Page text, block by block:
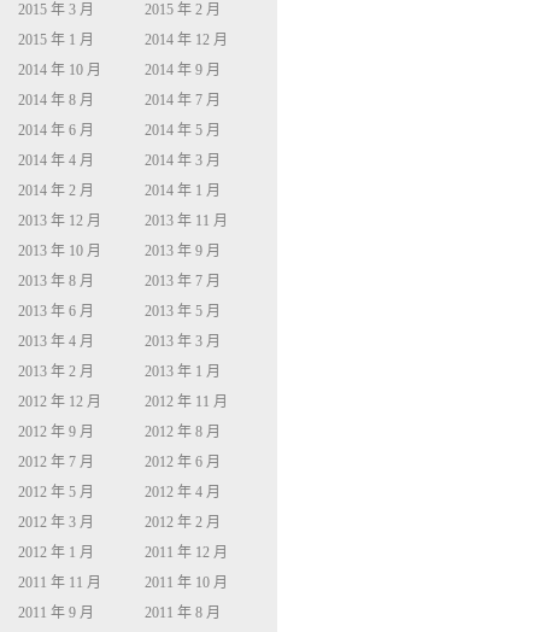
2015 年 3 月
2015 年 2 月
2015 年 1 月
2014 年 12 月
2014 年 10 月
2014 年 9 月
2014 年 8 月
2014 年 7 月
2014 年 6 月
2014 年 5 月
2014 年 4 月
2014 年 3 月
2014 年 2 月
2014 年 1 月
2013 年 12 月
2013 年 11 月
2013 年 10 月
2013 年 9 月
2013 年 8 月
2013 年 7 月
2013 年 6 月
2013 年 5 月
2013 年 4 月
2013 年 3 月
2013 年 2 月
2013 年 1 月
2012 年 12 月
2012 年 11 月
2012 年 9 月
2012 年 8 月
2012 年 7 月
2012 年 6 月
2012 年 5 月
2012 年 4 月
2012 年 3 月
2012 年 2 月
2012 年 1 月
2011 年 12 月
2011 年 11 月
2011 年 10 月
2011 年 9 月
2011 年 8 月